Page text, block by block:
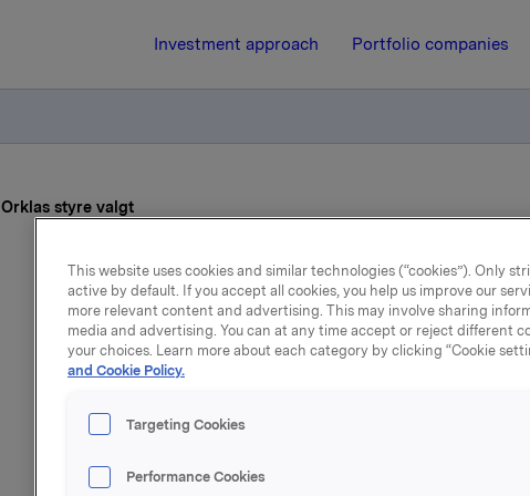
Investment approach Portfolio companies
Orklas styre valgt
20 April 2022, 11:50 | Regulatory
Orklas styre
Det ble i dag gjennomført ordinær generalforsamling i
Ingrid Jonasson Blank og Anders Kristiansen stilte ikke
This website uses cookies and similar technologies (“cookies”). Only
active by default. If you accept all cookies, you help us improve our
more relevant content and advertising. This may involve sharing
media and advertising. You can at any time accept or reject different
your choices. Learn more about each category by clicking “Cookie
and Cookie Policy.
Targeting Cookies
Performance Cookies